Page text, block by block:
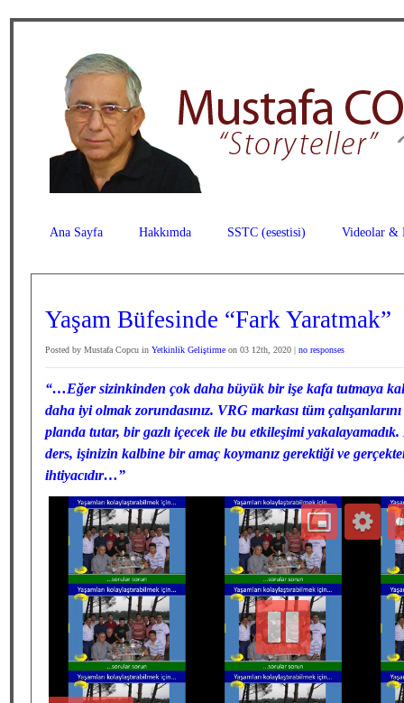
Ana Sayfa Hakkımda SSTC (esestisi) Videolar &
Yaşam Büfesinde “Fark Yaratmak”
Posted by Mustafa Copcu in Yetkinlik Geliştirme on 03 12th, 2020 | no responses
“…Eğer sizinkinden çok daha büyük bir işe kafa tutmaya
daha iyi olmak zorundasınız. VRG markası tüm
planda tutar, bir gazlı içecek ile bu etkileşimi yakalayamadık.
ders, işinizin kalbine bir amaç koymanız gerektiği ve
ihtiyacıdır…”